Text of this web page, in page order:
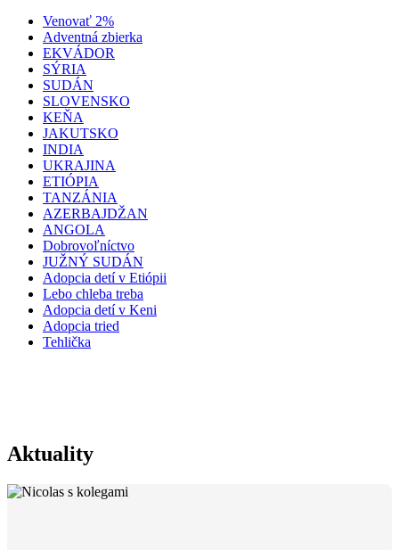
Venovať 2%
Adventná zbierka
EKVÁDOR
SÝRIA
SUDÁN
SLOVENSKO
KEŇA
JAKUTSKO
INDIA
UKRAJINA
ETIÓPIA
TANZÁNIA
AZERBAJDŽAN
ANGOLA
Dobrovoľníctvo
JUŽNÝ SUDÁN
Adopcia detí v Etiópii
Lebo chleba treba
Adopcia detí v Keni
Adopcia tried
Tehlička
Aktuality